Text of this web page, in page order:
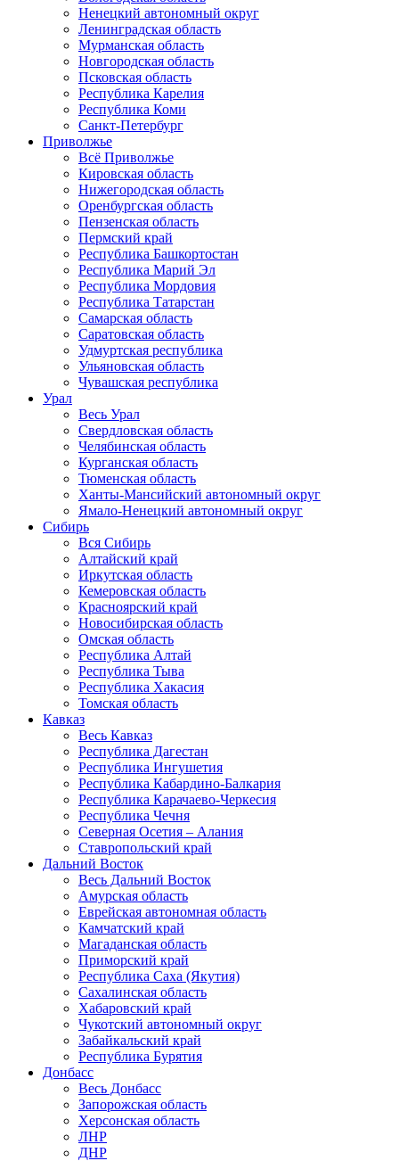
Ненецкий автономный округ
Ленинградская область
Мурманская область
Новгородская область
Псковская область
Республика Карелия
Республика Коми
Санкт-Петербург
Приволжье
Всё Приволжье
Кировская область
Нижегородская область
Оренбургская область
Пензенская область
Пермский край
Республика Башкортостан
Республика Марий Эл
Республика Мордовия
Республика Татарстан
Самарская область
Саратовская область
Удмуртская республика
Ульяновская область
Чувашская республика
Урал
Весь Урал
Свердловская область
Челябинская область
Курганская область
Тюменская область
Ханты-Мансийский автономный округ
Ямало-Ненецкий автономный округ
Сибирь
Вся Сибирь
Алтайский край
Иркутская область
Кемеровская область
Красноярский край
Новосибирская область
Омская область
Республика Алтай
Республика Тыва
Республика Хакасия
Томская область
Кавказ
Весь Кавказ
Республика Дагестан
Республика Ингушетия
Республика Кабардино-Балкария
Республика Карачаево-Черкесия
Республика Чечня
Северная Осетия – Алания
Ставропольский край
Дальний Восток
Весь Дальний Восток
Амурская область
Еврейская автономная область
Камчатский край
Магаданская область
Приморский край
Республика Саха (Якутия)
Сахалинская область
Хабаровский край
Чукотский автономный округ
Забайкальский край
Республика Бурятия
Донбасс
Весь Донбасс
Запорожская область
Херсонская область
ЛНР
ДНР